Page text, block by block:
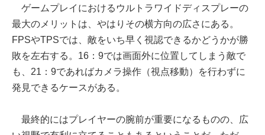
ゲームプレイにおけるウルトラワイドディスプレーの
最大のメリットは、やはりその横方向の広さにある。
FPSやTPSでは、敵をいち早く視認できるかどうかが勝
敗を左右する。16：9では画面外に位置してしまう敵で
も、21：9であればカメラ操作（視点移動）を行わずに
発見できるケースがある。
最終的にはプレイヤーの腕前が重要になるものの、広